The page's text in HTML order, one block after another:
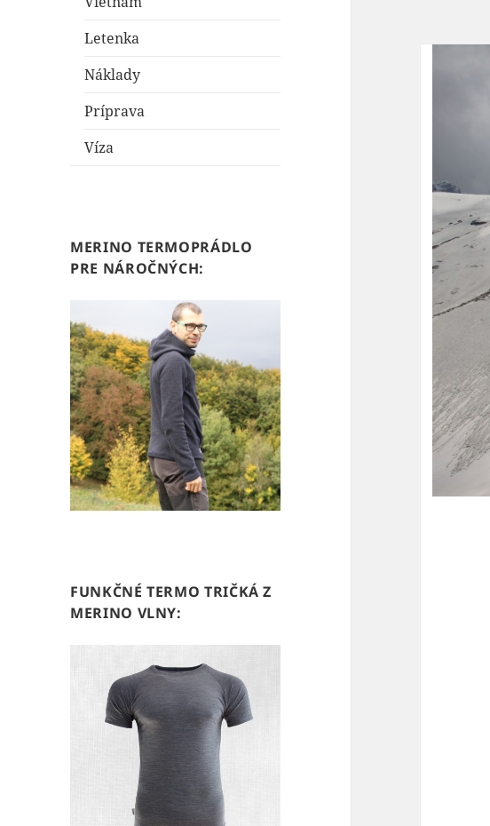
Letenka
Náklady
Príprava
Víza
MERINO TERMOPRÁDLO
PRE NÁROČNÝCH:
FUNKČNÉ TERMO TRIČKÁ Z
MERINO VLNY: